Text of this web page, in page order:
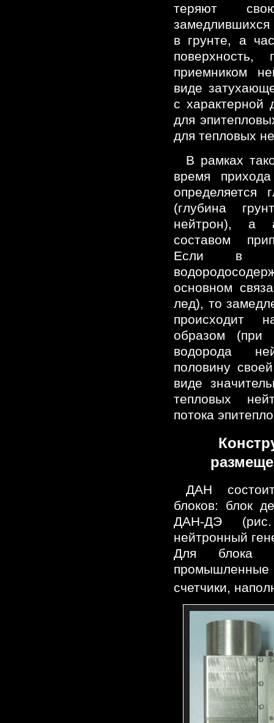
теряют
в грунте, а
поверхность,
приемником
виде
с характерной
для
для тепловых
В рамках
время
определяется
(глубина
нейтрон), а
составом
Если в
основном
лед), то
происходит
образом (при
водорода
половину
виде
тепловых
потока
ДАН
блоков: блок
ДАН-ДЭ
нейтронный
Для блока
счетчики,